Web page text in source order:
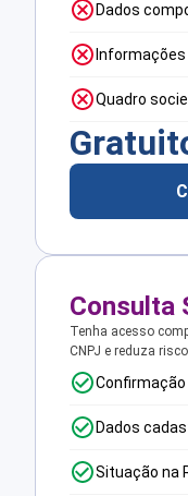
Dados
Informações
Quadro
Consulta
Tenha acesso
CNPJ e reduza
Confirmação
Dados
Situação na